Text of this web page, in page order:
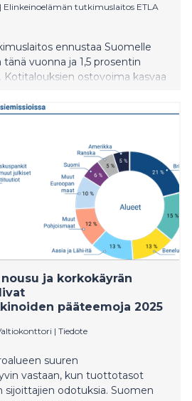
| Elinkeinoelämän tutkimuslaitos ETLA
ennustaa Suomelle
vuonna ja 1,5 prosentin
Kotitalouksien ostovoima kasvaa
Suomen suhdannekuvasta jo
alijäämätavoitteen
myös sopeutuksen
riski ennusteelle on
joka ei vielä tuhoa kasvua,
jäädyttää kasvun.
ja korkokäyrän
pääteemoja 2025
| Tiedote
suuren
vastaan, kun tuottotasot
sijoittajien odotuksia. Suomen